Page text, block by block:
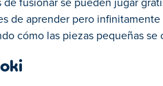
fusionar se pueden jugar
de aprender pero
cómo las piezas pequeñas